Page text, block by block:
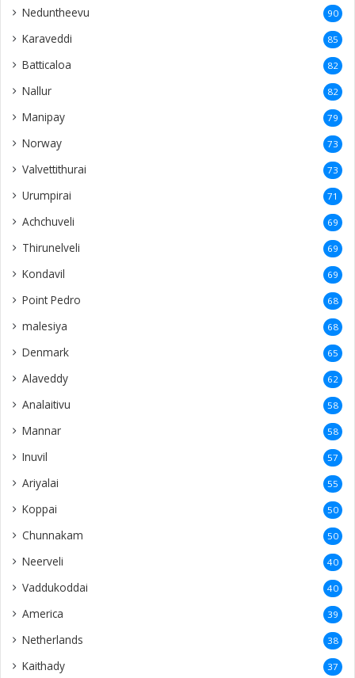
Neduntheevu 90
Karaveddi 85
Batticaloa 82
Nallur 82
Manipay 79
Norway 73
Valvettithurai 73
Urumpirai 71
Achchuveli 69
Thirunelveli 69
Kondavil 69
Point Pedro 68
malesiya 68
Denmark 65
Alaveddy 62
Analaitivu 58
Mannar 58
Inuvil 57
Ariyalai 55
Koppai 50
Chunnakam 50
Neerveli 40
Vaddukoddai 40
America 39
Netherlands 38
Kaithady 37